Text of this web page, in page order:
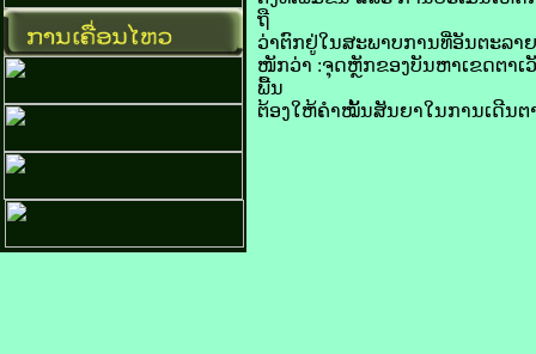
ຖື​
ວ່າ​ຕົກ​ຢູ່​ໃນ​ສະພາບ​ການ​ທີ່​ອັນຕະລາຍ
​ໜັກ​ວ່າ :ຈຸດ​ຫຼັກ​ຂອງ​ບັນຫາ​ເຂດ​ຕາເ
ພື້ນ
ຕ້ອງ​ໃຫ້​ຄຳ​ໝັ້ນ​ສັນຍາໃນ​ການ​ເດີນ​